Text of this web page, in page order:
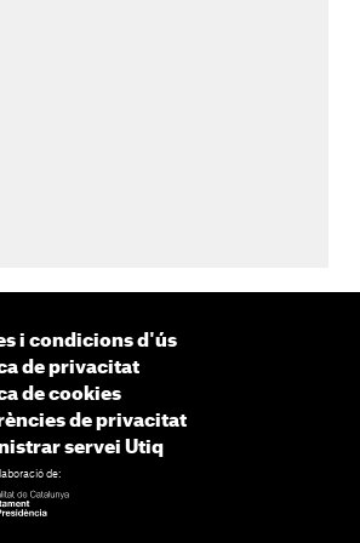
i condicions d'ús
de privacitat
de cookies
de privacitat
servei Utiq
de: